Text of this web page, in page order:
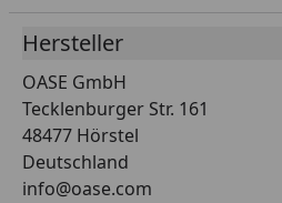
Hersteller
OASE GmbH
Tecklenburger Str. 161
48477 Hörstel
Deutschland
info@oase.com